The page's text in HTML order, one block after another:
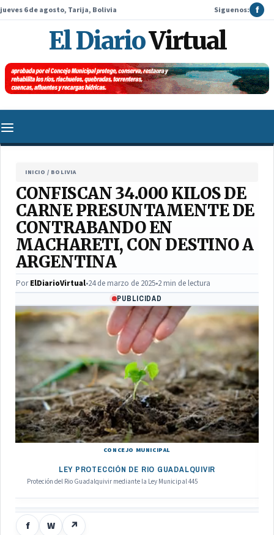
jueves 6 de agosto, Tarija, Bolivia Siguenos: f
El DiarioVirtual
INICIO / BOLIVIA
CONFISCAN 34.000 KILOS DE
CARNE PRESUNTAMENTE DE
CONTRABANDO EN
MACHARETI, CON DESTINO A
ARGENTINA
PorElDiarioVirtual•24 de marzo de 2025•2 min de lectura
PUBLICIDAD
CONCEJO MUNICIPAL
LEY PROTECCIÓN DE RIO GUADALQUIVIR
Proteción del Rio Guadalquivir mediante la Ley Municipal 445
f W ↗